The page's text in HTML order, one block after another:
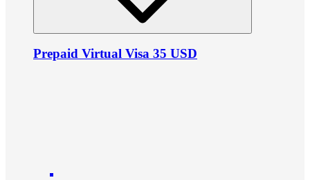
Prepaid Virtual Visa 35 USD